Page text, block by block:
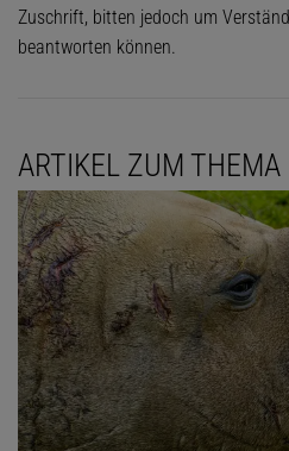
Zuschrift, bitten jedoch um
beantworten können.
ARTIKEL ZUM THEMA